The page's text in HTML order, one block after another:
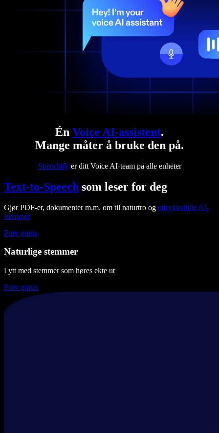
Én Voice AI-assistent.
Mange måter å bruke den på.
Speechifyer ditt Voice AI-team på alle enheter
Text-to-Speech som leser for deg
Gjør PDF-er, dokumenter m.m. om til naturtro og uttrykksfulle AI-
stemmer
Prøv gratis
Naturlige stemmer
Lytt med stemmer som høres ekte ut
Prøv gratis